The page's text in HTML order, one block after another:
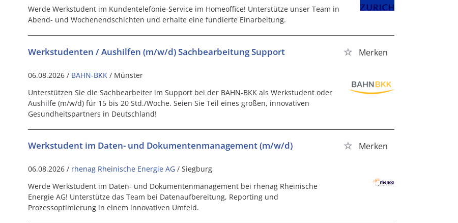
Werde Werkstudent im Kundentelefonie-Service im Homeoffice! Unterstütze unser Team in
Abend- und Wochenendschichten und erhalte eine fundierte Einarbeitung.
Werkstudenten / Aushilfen (m/w/d) Sachbearbeitung Support Merken
06.08.2026 / BAHN-BKK / Münster
Unterstützen Sie die Sachbearbeiter im Support bei der BAHN-BKK als Werkstudent oder
Aushilfe (m/w/d) für 15 bis 20 Std./Woche. Seien Sie Teil eines großen, innovativen
Gesundheitspartners in Deutschland!
Werkstudent im Daten- und Dokumentenmanagement (m/w/d) Merken
06.08.2026 / rhenag Rheinische Energie AG / Siegburg
Werde Werkstudent im Daten- und Dokumentenmanagement bei rhenag Rheinische
Energie AG! Unterstütze das Team bei Datenaufbereitung, Reporting und
Prozessoptimierung in einem innovativen Umfeld.